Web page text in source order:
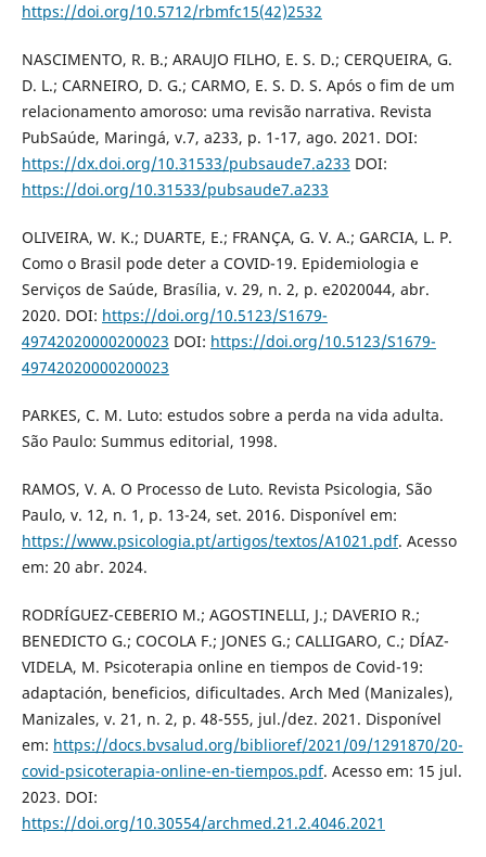
https://doi.org/10.5712/rbmfc15(42)2532
NASCIMENTO, R. B.; ARAUJO FILHO, E. S. D.; CERQUEIRA, G.
D. L.; CARNEIRO, D. G.; CARMO, E. S. D. S. Após o fim de um
relacionamento amoroso: uma revisão narrativa. Revista
PubSaúde, Maringá, v.7, a233, p. 1-17, ago. 2021. DOI:
https://dx.doi.org/10.31533/pubsaude7.a233 DOI:
https://doi.org/10.31533/pubsaude7.a233
OLIVEIRA, W. K.; DUARTE, E.; FRANÇA, G. V. A.; GARCIA, L. P.
Como o Brasil pode deter a COVID-19. Epidemiologia e
Serviços de Saúde, Brasília, v. 29, n. 2, p. e2020044, abr.
2020. DOI: https://doi.org/10.5123/S1679-
49742020000200023 DOI: https://doi.org/10.5123/S1679-
49742020000200023
PARKES, C. M. Luto: estudos sobre a perda na vida adulta.
São Paulo: Summus editorial, 1998.
RAMOS, V. A. O Processo de Luto. Revista Psicologia, São
Paulo, v. 12, n. 1, p. 13-24, set. 2016. Disponível em:
https://www.psicologia.pt/artigos/textos/A1021.pdf. Acesso
em: 20 abr. 2024.
RODRÍGUEZ-CEBERIO M.; AGOSTINELLI, J.; DAVERIO R.;
BENEDICTO G.; COCOLA F.; JONES G.; CALLIGARO, C.; DÍAZ-
VIDELA, M. Psicoterapia online en tiempos de Covid-19:
adaptación, beneficios, dificultades. Arch Med (Manizales),
Manizales, v. 21, n. 2, p. 48-555, jul./dez. 2021. Disponível
em: https://docs.bvsalud.org/biblioref/2021/09/1291870/20-
covid-psicoterapia-online-en-tiempos.pdf. Acesso em: 15 jul.
2023. DOI:
https://doi.org/10.30554/archmed.21.2.4046.2021